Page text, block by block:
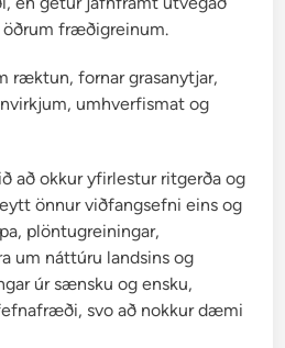
fræðigreinum.
ræktun, fornar grasanytjar,
umhverfismat og
að okkur yfirlestur ritgerða og
önnur viðfangsefni eins og
plöntugreiningar,
um náttúru landsins og
úr sænsku og ensku,
svo að nokkur dæmi